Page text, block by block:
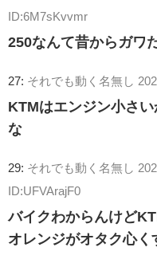
ID:6M7sKvvmr
250なんて昔からガワ
27: それでも動く名無し
KTMはエンジン小さ
な
29: それでも動く名無し
ID:UFVArajF0
バイクわからんけど
オレンジがオタク心く